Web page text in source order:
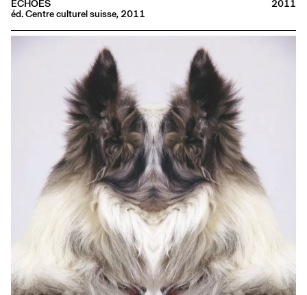
ECHOES
éd. Centre culturel suisse, 2011
2011